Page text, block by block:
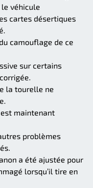
le véhicule
cartes désertiques
camouflage de ce
sur certains
la tourelle ne
maintenant
problèmes
a été ajustée pour
lorsqu’il tire en